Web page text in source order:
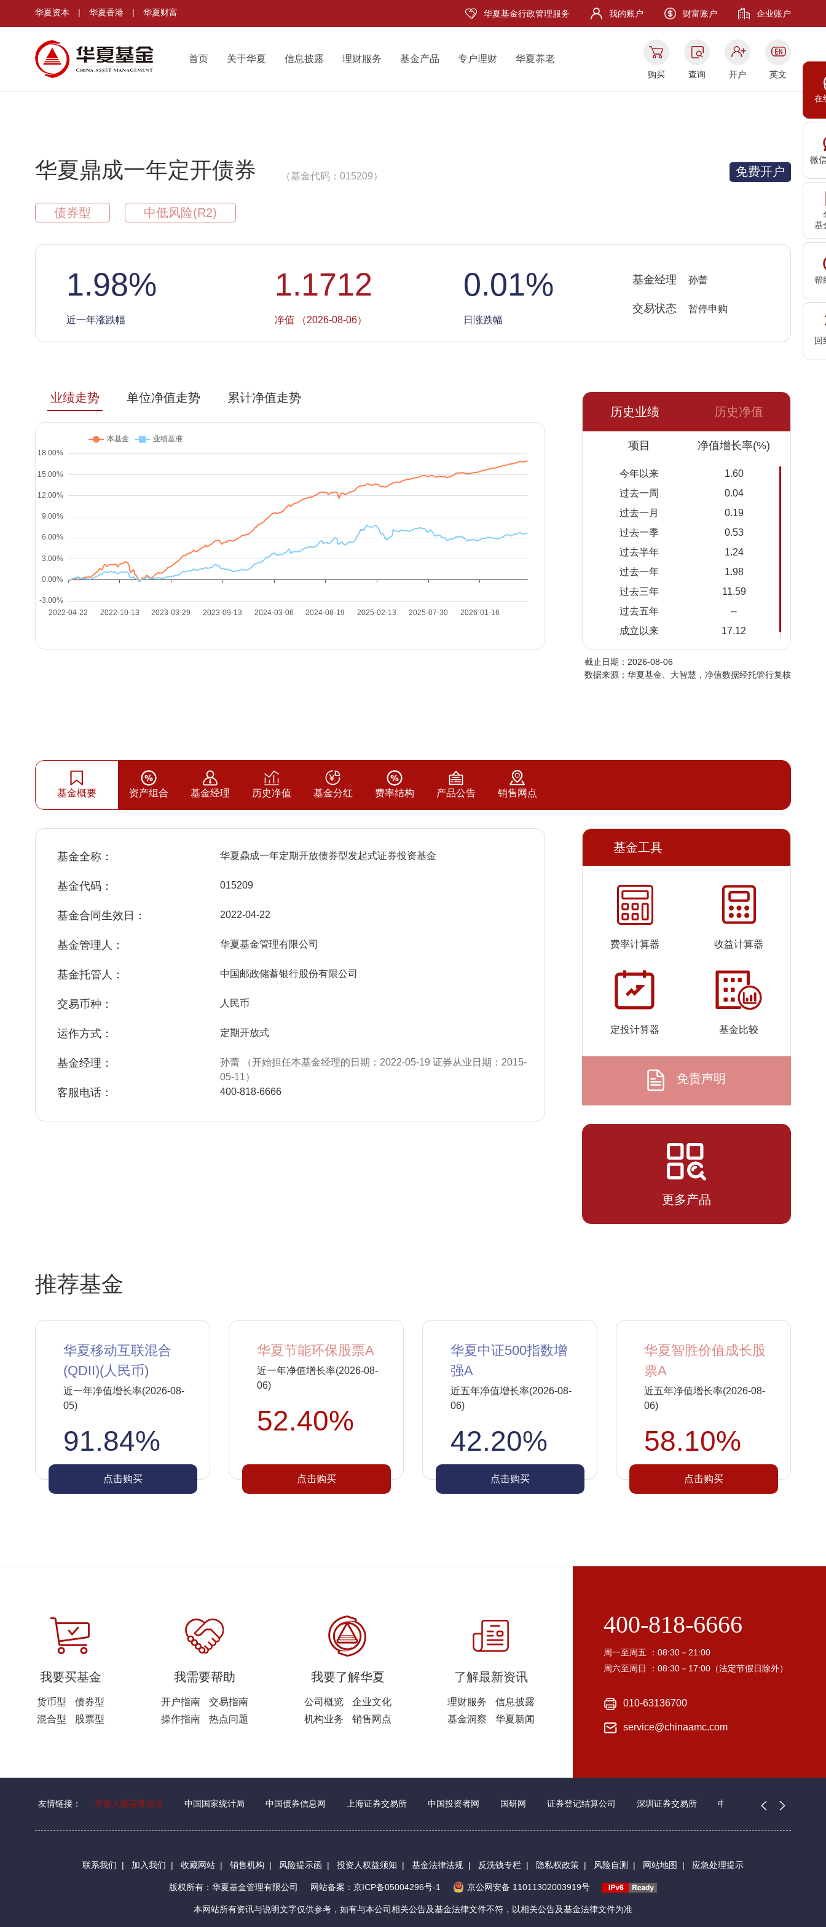
在
微
基
帮
回
华夏资本 | 华夏香港 | 华夏财富 华夏基金行政管理服务 我的账户 财富账户 企业账户
首页 关于华夏 信息披露 理财服务 基金产品 专户理财 华夏养老
购买 查询 开户 英文
华夏鼎成一年定开债券 （基金代码：015209）
债券型 中低风险(R2)
免费开户
1.98%
近一年涨跌幅
1.1712
净值 （2026-08-06）
0.01%
日涨跌幅
基金经理 孙蕾
交易状态 暂停申购
业绩走势 单位净值走势
累计净值走势
历史业绩
历史净值
项目 净值增长率(%)
今年以来
1.60
过去一周
0.04
过去一月
0.19
过去一季
0.53
过去半年
1.24
过去一年
1.98
过去三年
11.59
过去五年
--
成立以来
17.12
净值
累计净
2026-
1.1712
08-05
2026-
08-04
1.1710
2026-
08-03
1.1709
2026-
1.1708
2026-
07-30
1.1707 1.1707
07-23
2026-
07-22
1.1704 1.1704
2026-
07-21
1.1702
2026-
07-20
1.1700
2026-
1.1699
2026-
1.1699
07-15
1.1696 1.1696
07-13
截止日期：2026-08-06
数据来源：华夏基金、大智慧，净值数据经托管行复核
基金概要 资产组合 基金经理 历史净值 基金分红 费率结构 产品公告 销售网点
基金全称： 华夏鼎成一年定期开放债券型发起式证券投资基金
基金代码： 015209
基金合同生效日： 2022-04-22
基金管理人： 华夏基金管理有限公司
基金托管人： 中国邮政储蓄银行股份有限公司
交易币种： 人民币
运作方式： 定期开放式
基金经理：
孙蕾 （开始担任本基金经理的日期：2022-05-19 证券从业日期：2015-
05-11）
客服电话： 400-818-6666
基金工具
费率计算器 收益计算器
定投计算器 基金比较
免责声明
更多产品
推荐基金
华夏移动互联混合
(QDII)(人民币)
近一年净值增长率(2026-08-
05)
91.84%
点击购买
华夏节能环保股票A
近一年净值增长率(2026-08-
06)
52.40%
点击购买
华夏中证500指数增
强A
近五年净值增长率(2026-08-
06)
42.20%
点击购买
华夏智胜价值成长股
票A
近五年净值增长率(2026-08-
06)
58.10%
点击购买
我要买基金
货币型
债券型
混合型
股票型
我需要帮助
开户指南
交易指南
操作指南
热点问题
我要了解华夏
公司概览
企业文化
机构业务
销售网点
了解最新资讯
理财服务
信息披露
基金洞察
华夏新闻
400-818-6666
周一至周五 ：08:30－21:00
周六至周日 ：08:30－17:00（法定节假日除外）
010-63136700
service@chinaamc.com
友情链接： 华夏人慈善基金会 中国国家统计局 中国债券信息网 上海证券交易所 中国投资者网 国研网 证券登记结算公司 深圳证券交易所 中国证券业协会
联系我们 | 加入我们 | 收藏网站 | 销售机构 | 风险提示函 | 投资人权益须知 | 基金法律法规 | 反洗钱专栏 | 隐私权政策 | 风险自测 | 网站地图 | 应急处理提示
版权所有：华夏基金管理有限公司 网站备案：京ICP备05004296号-1 京公网安备 11011302003919号
本网站所有资讯与说明文字仅供参考，如有与本公司相关公告及基金法律文件不符，以相关公告及基金法律文件为准